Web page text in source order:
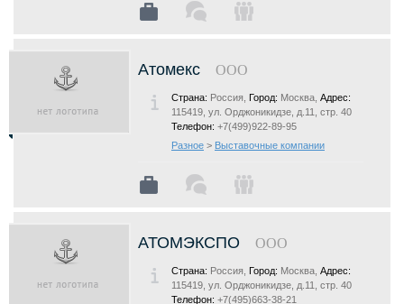
Атомекс ООО
Страна: Россия, Город: Москва, Адрес:
115419, ул. Орджоникидзе, д.11, стр. 40
Телефон: +7(499)922-89-95
Разное > Выставочные компании
АТОМЭКСПО ООО
Страна: Россия, Город: Москва, Адрес:
115419, ул. Орджоникидзе, д.11, стр. 40
Телефон: +7(495)663-38-21